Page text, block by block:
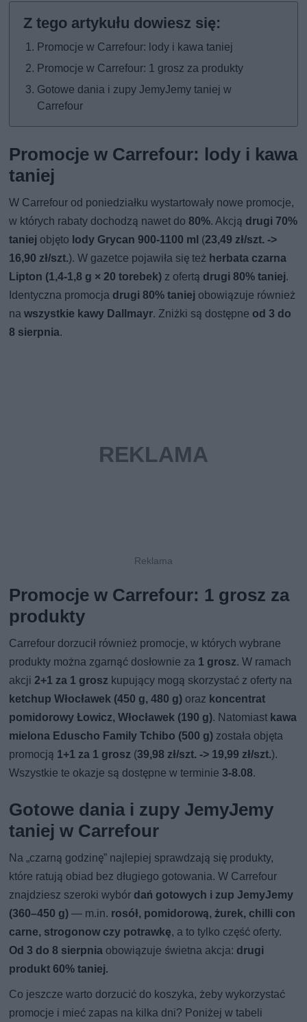
Promocje w Carrefour: lody i kawa taniej
Promocje w Carrefour: 1 grosz za produkty
Gotowe dania i zupy JemyJemy taniej w
Carrefour
Promocje w Carrefour: lody i kawa
taniej
W Carrefour od poniedziałku wystartowały nowe promocje,
w których rabaty dochodzą nawet do80%. Akcją drugi 70%
taniej objęto lody Grycan 900-1100 ml (23,49 zł/szt. ->
16,90 zł/szt.). W gazetce pojawiła się też herbata czarna
Lipton (1,4-1,8 g × 20 torebek) z ofertą drugi 80% taniej.
Identyczna promocja drugi 80% taniej obowiązuje również
nawszystkie kawy Dallmayr. Zniżki są dostępne od 3 do
8 sierpnia.
Promocje w Carrefour: 1 grosz za
produkty
Carrefour dorzucił również promocje, w których wybrane
produkty można zgarnąć dosłownie za 1 grosz. W ramach
akcji2+1 za 1 grosz kupujący mogą skorzystać z oferty na
ketchup Włocławek (450 g, 480 g) oraz koncentrat
pomidorowy Łowicz, Włocławek (190 g). Natomiast kawa
mielona Eduscho Family Tchibo (500 g) została objęta
promocją 1+1 za 1 grosz (39,98 zł/szt. -> 19,99 zł/szt.).
Wszystkie te okazje są dostępne w terminie3-8.08.
Gotowe dania i zupy JemyJemy
taniej w Carrefour
Na „czarną godzinę” najlepiej sprawdzają się produkty,
które ratują obiad bez długiego gotowania. W Carrefour
znajdziesz szeroki wybór dań gotowych i zup JemyJemy
(360–450 g) — m.in. rosół, pomidorową, żurek, chilli con
carne, strogonow czy potrawkę, a to tylko część oferty.
Od 3 do 8 sierpnia obowiązuje świetna akcja: drugi
produkt 60% taniej.
Co jeszcze warto dorzucić do koszyka, żeby wykorzystać
promocje i mieć zapas na kilka dni? Poniżej w tabeli